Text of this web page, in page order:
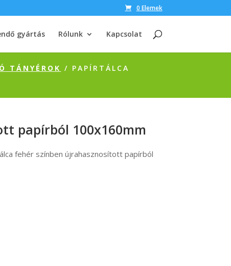
0 Elemek
gyártás Rólunk Kapcsolat
TÁNYÉROK / PAPÍRTÁLCA
papírból 100x160mm
fehér színben újrahasznosított papírból